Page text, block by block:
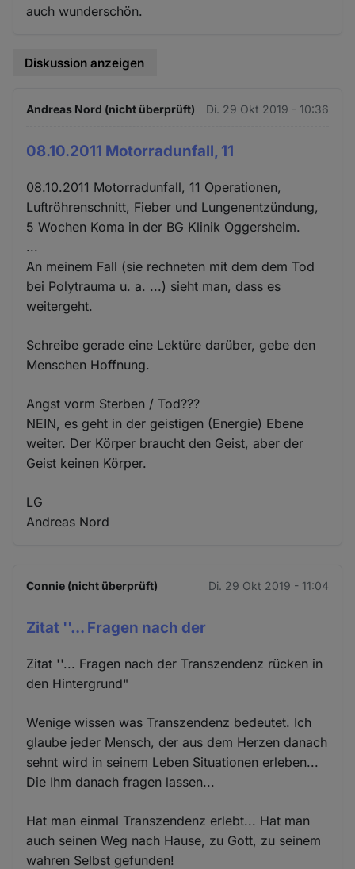
auch wunderschön.
Diskussion anzeigen
Andreas Nord (nicht überprüft) Di. 29 Okt 2019 - 10:36
08.10.2011 Motorradunfall, 11
08.10.2011 Motorradunfall, 11 Operationen,
Luftröhrenschnitt, Fieber und Lungenentzündung,
5 Wochen Koma in der BG Klinik Oggersheim.
...
An meinem Fall (sie rechneten mit dem dem Tod
bei Polytrauma u. a. ...) sieht man, dass es
weitergeht.
Schreibe gerade eine Lektüre darüber, gebe den
Menschen Hoffnung.
Angst vorm Sterben / Tod???
NEIN, es geht in der geistigen (Energie) Ebene
weiter. Der Körper braucht den Geist, aber der
Geist keinen Körper.
LG
Andreas Nord
Connie (nicht überprüft) Di. 29 Okt 2019 - 11:04
Zitat ''... Fragen nach der
Zitat ''... Fragen nach der Transzendenz rücken in
den Hintergrund"
Wenige wissen was Transzendenz bedeutet. Ich
glaube jeder Mensch, der aus dem Herzen danach
sehnt wird in seinem Leben Situationen erleben...
Die Ihm danach fragen lassen...
Hat man einmal Transzendenz erlebt... Hat man
auch seinen Weg nach Hause, zu Gott, zu seinem
wahren Selbst gefunden!